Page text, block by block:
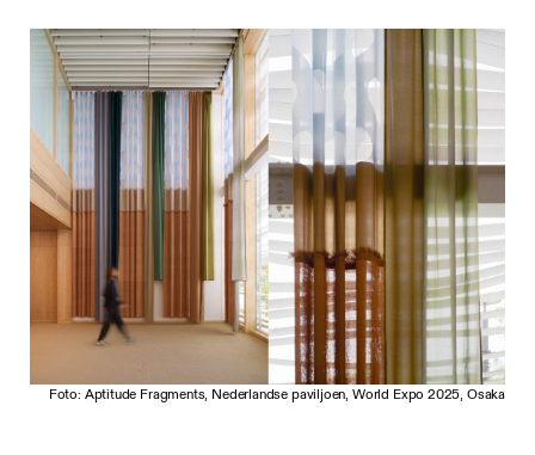
Foto: Aptitude Fragments, Nederlandse paviljoen, World Expo 2025, Osaka